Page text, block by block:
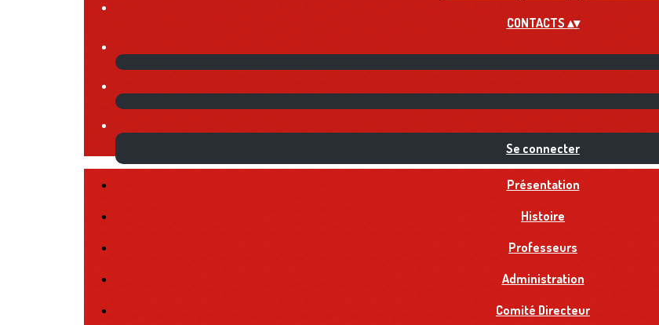
CONTACTS ▴▾
Se connecter
Présentation
Histoire
Professeurs
Administration
Comité Directeur